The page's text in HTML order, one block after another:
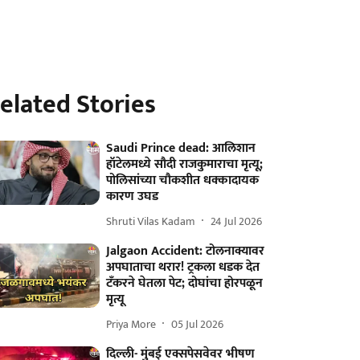
Stories
Saudi Prince dead: आलिशान
हॉटेलमध्ये सौदी राजकुमाराचा मृत्यू;
पोलिसांच्या चौकशीत धक्कादायक
कारण उघड
Shruti Vilas Kadam 24 Jul 2026
Jalgaon Accident: टोलनाक्यावर
अपघाताचा थरार! ट्रकला धडक देत
टँकरने घेतला पेट; दोघांचा होरपळून
मृत्यू
Priya More 05 Jul 2026
दिल्ली- मुंबई एक्सपेसवेवर भीषण